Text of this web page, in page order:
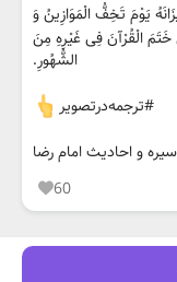
یَوْمَ تَخِفُّ الْمَوَازِینُ وَ
خَتَمَ الْقُرْآنَ فِی غَیْرِهِ مِنَ
الشُّهُورِ.
#ترجمه‌درتصویر
و احادیث امام رضا
60